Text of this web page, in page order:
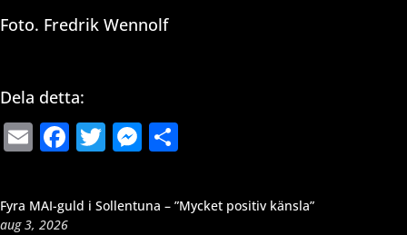
Foto. Fredrik Wennolf
Dela detta:
EmailFacebook
TwitterMessenger
Fyra MAI-guld i Sollentuna – ”Mycket positiv känsla”
aug 3, 2026